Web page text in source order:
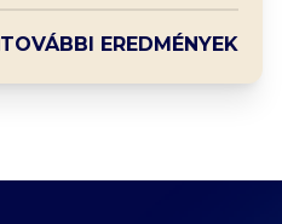
TOVÁBBI EREDMÉNYEK